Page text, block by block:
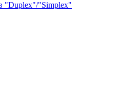
"Duplex"/"Simplex"